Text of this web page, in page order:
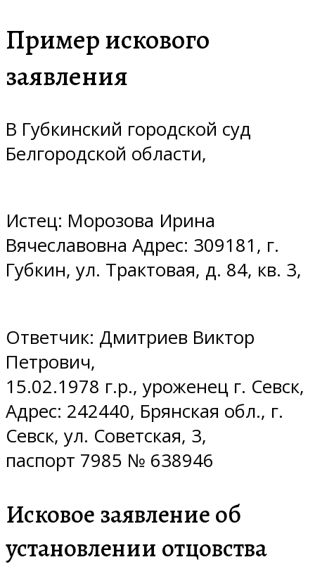
Пример искового
заявления
В Губкинский городской суд
Белгородской области,
Истец: Морозова Ирина
Вячеславовна Адрес: 309181, г.
Губкин, ул. Трактовая, д. 84, кв. 3,
Ответчик: Дмитриев Виктор
Петрович,
15.02.1978 г.р., уроженец г. Севск,
Адрес: 242440, Брянская обл., г.
Севск, ул. Советская, 3,
паспорт 7985 № 638946
Исковое заявление об
установлении отцовства